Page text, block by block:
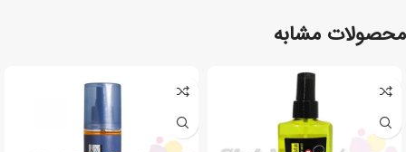
محصولات مشابه